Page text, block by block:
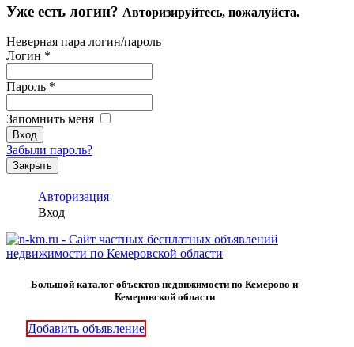
Уже есть логин? Авторизируйтесь, пожалуйста.
Неверная пара логин/пароль
Логин *
Пароль *
Запомнить меня
Забыли пароль?
Закрыть
Авторизация
Вход
Большой каталог объектов недвижимости по Кемерово и
Кемеровской области
Добавить объявление